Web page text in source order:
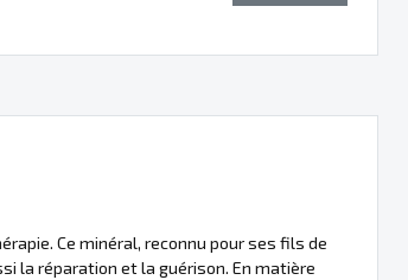
Ce minéral, reconnu pour ses fils de
la réparation et la guérison. En matière